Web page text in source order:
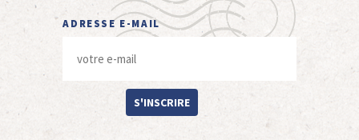
ADRESSE E-MAIL
S'INSCRIRE